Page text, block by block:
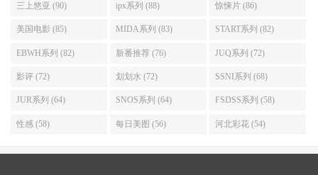
三上悠亚 (90) ipx系列 (88) 惊悚片 (86)
美国电影 (85) MIDA系列 (83) START系列 (82)
EBWH系列 (82) 新番推荐 (76) JUQ系列 (72)
影评 (72) 划划水 (72) SSNI系列 (68)
JUR系列 (64) SNOS系列 (64) FSDSS系列 (58)
性感 (58) 每日美图 (56) 河北彩花 (54)